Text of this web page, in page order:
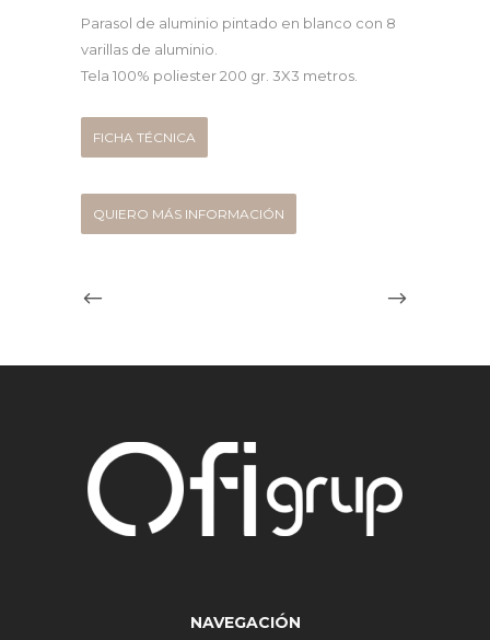
Parasol de aluminio pintado en blanco con 8
varillas de aluminio.
Tela 100% poliester 200 gr. 3X3 metros.
FICHA TÉCNICA
QUIERO MÁS INFORMACIÓN
NAVEGACIÓN